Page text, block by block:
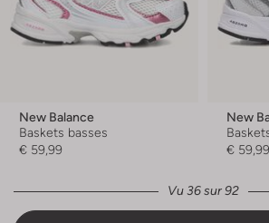
New Balance
Baskets basses
€ 59,99
New
€ 59,99
Vu 36 sur 92